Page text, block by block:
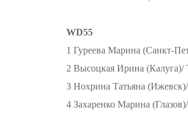
WD55
1 Гуреева Марина (Санкт-
2 Высоцкая Ирина (Калуга)/
3 Нохрина Татьяна
4 Захаренко Марина